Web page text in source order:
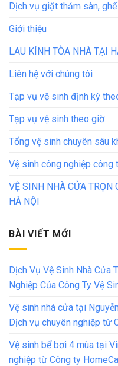
Dịch vụ giặt thảm sàn,
Giới thiệu
LAU KÍNH TÒA NHÀ TẠI
Liên hệ với chúng tôi
Tạp vụ vệ sinh định kỳ
Tạp vụ vệ sinh theo giờ
Tổng vệ sinh chuyên sâu
Vệ sinh công nghiệp
VỆ SINH NHÀ CỬA TRỌN
HÀ NỘI
BÀI VIẾT MỚI
Dịch Vụ Vệ Sinh Nhà Cửa
Nghiệp Của Công Ty Vệ
Vệ sinh nhà cửa tại
Dịch vụ chuyên nghiệp từ
Vệ sinh bể bơi 4 mùa tại
nghiệp từ Công ty